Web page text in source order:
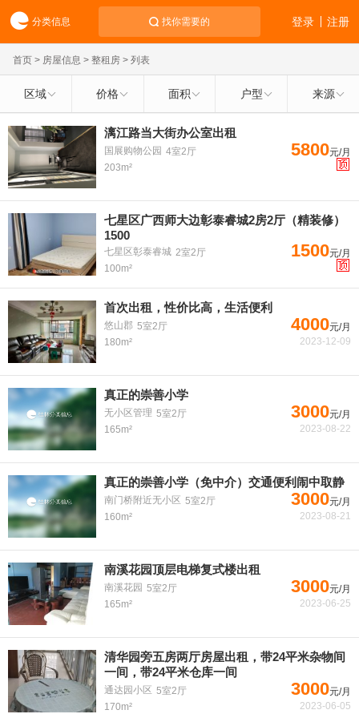
分类信息 找你需要的 注册
登录
首页 > 房屋信息 > 整租房 > 列表
区域 价格 面积 户型 来源
漓江路当大街办公室出租
国展购物公园 4室2厅
203m²
5800元/月
七星区广西师大边彰泰睿城2房2厅（精装修）
1500
七星区彰泰睿城 2室2厅
100m²
1500元/月
首次出租，性价比高，生活便利
悠山郡 5室2厅
180m²
4000元/月
2023-12-09
真正的崇善小学
无小区管理 5室2厅
165m²
3000元/月
2023-08-22
真正的崇善小学（免中介）交通便利闹中取静
南门桥附近无小区 5室2厅
160m²
3000元/月
2023-08-21
南溪花园顶层电梯复式楼出租
南溪花园 5室2厅
165m²
3000元/月
2023-06-25
清华园旁五房两厅房屋出租，带24平米杂物间
一间，带24平米仓库一间
通达园小区 5室2厅
170m²
3000元/月
2023-06-05